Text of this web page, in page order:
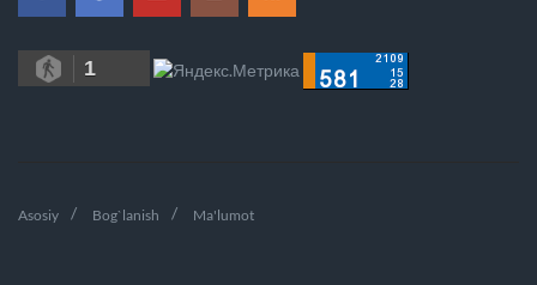
1
Asosiy Bog`lanish Ma'lumot